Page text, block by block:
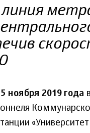
линия
ноября 2019 года